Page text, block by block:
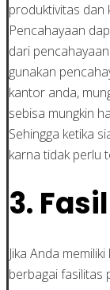
produktivitas dan
Pencahayaan
dari
gunakan
kantor anda,
sebisa mungkin
Sehingga ketika
karna tidak perlu
3.
Jika Anda
berbagai fasilitas